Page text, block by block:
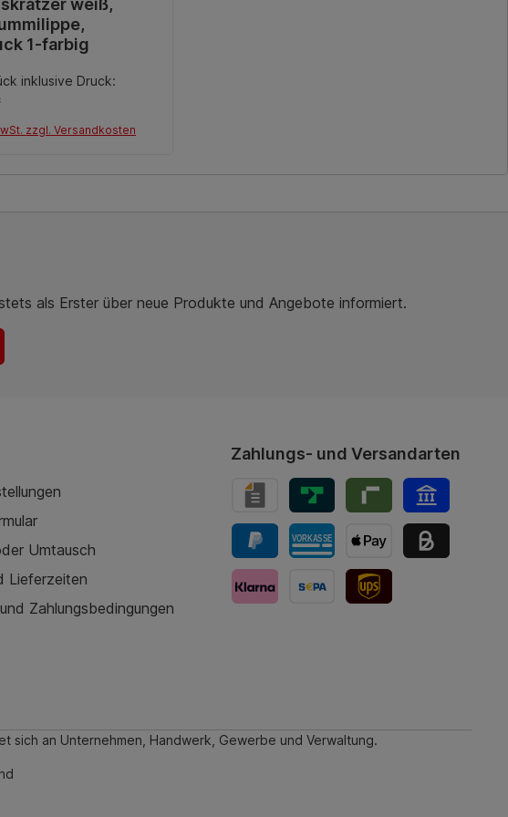
weiß,
1-farbig
inklusive Druck:
zzgl. Versandkosten
Details
als Erster über neue Produkte und Angebote informiert.
Umtausch
Lieferzeiten
Zahlungsbedingungen
Zahlungs- und Versandarten
sich an Unternehmen, Handwerk, Gewerbe und Verwaltung.